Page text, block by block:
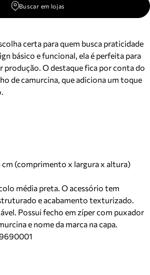
Buscar em lojas
certa para quem busca praticidade
básico e funcional, ela é perfeita para
produção. O destaque fica por conta do
de camurcina, que adiciona um toque
cm (comprimento x largura x altura)
média preta. O acessório tem
e acabamento texturizado.
Possui fecho em zíper com puxador
e nome da marca na capa.